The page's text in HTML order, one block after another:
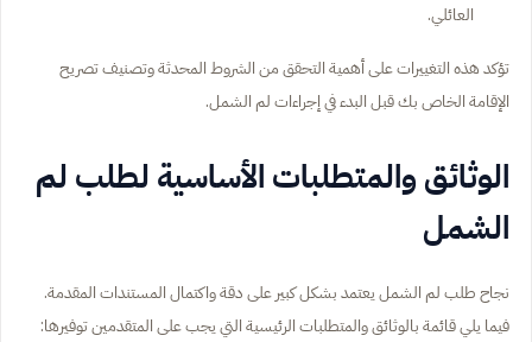
العائلي.
تؤكد هذه التغييرات على أهمية التحقق من الشروط المحدثة وتصنيف تصريح
الإقامة الخاص بك قبل البدء في إجراءات لم الشمل.
الوثائق والمتطلبات الأساسية لطلب لم
الشمل
نجاح طلب لم الشمل يعتمد بشكل كبير على دقة واكتمال المستندات المقدمة.
فيما يلي قائمة بالوثائق والمتطلبات الرئيسية التي يجب على المتقدمين توفيرها: